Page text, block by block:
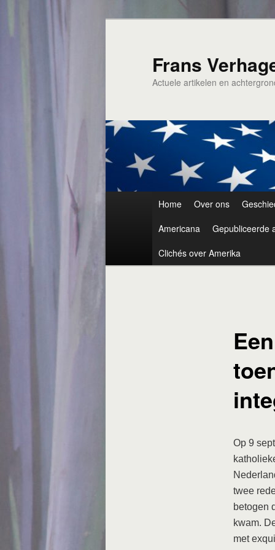
Frans
Actuele artikelen en
Home Over ons
Americana
Gepubliceerde
Clichés over Amerika
Op 9
twee
betogen
kwam.
met